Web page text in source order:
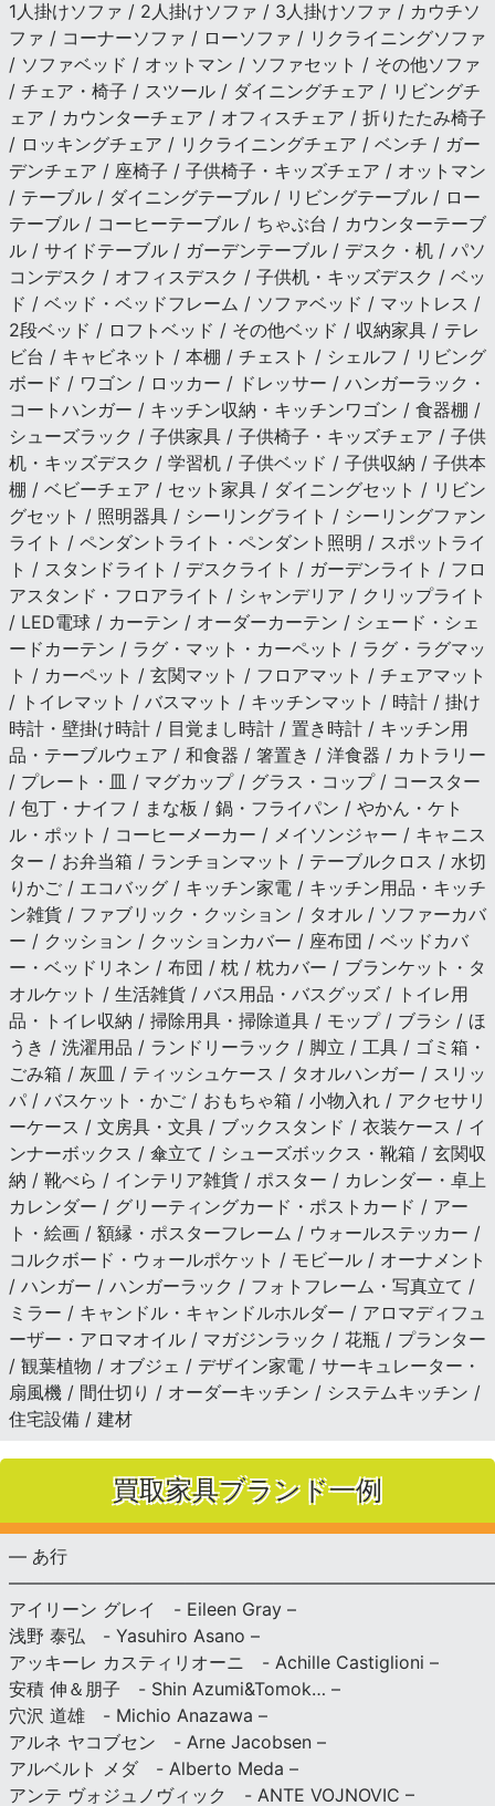
1人掛けソファ / 2人掛けソファ / 3人掛けソファ / カウチソ
ファ / コーナーソファ / ローソファ / リクライニングソファ
/ ソファベッド / オットマン / ソファセット / その他ソファ
/ チェア・椅子 / スツール / ダイニングチェア / リビングチ
ェア / カウンターチェア / オフィスチェア / 折りたたみ椅子
/ ロッキングチェア / リクライニングチェア / ベンチ / ガー
デンチェア / 座椅子 / 子供椅子・キッズチェア / オットマン
/ テーブル / ダイニングテーブル / リビングテーブル / ロー
テーブル / コーヒーテーブル / ちゃぶ台 / カウンターテーブ
ル / サイドテーブル / ガーデンテーブル / デスク・机 / パソ
コンデスク / オフィスデスク / 子供机・キッズデスク / ベッ
ド / ベッド・ベッドフレーム / ソファベッド / マットレス /
2段ベッド / ロフトベッド / その他ベッド / 収納家具 / テレ
ビ台 / キャビネット / 本棚 / チェスト / シェルフ / リビング
ボード / ワゴン / ロッカー / ドレッサー / ハンガーラック・
コートハンガー / キッチン収納・キッチンワゴン / 食器棚 /
シューズラック / 子供家具 / 子供椅子・キッズチェア / 子供
机・キッズデスク / 学習机 / 子供ベッド / 子供収納 / 子供本
棚 / ベビーチェア / セット家具 / ダイニングセット / リビン
グセット / 照明器具 / シーリングライト / シーリングファン
ライト / ペンダントライト・ペンダント照明 / スポットライ
ト / スタンドライト / デスクライト / ガーデンライト / フロ
アスタンド・フロアライト / シャンデリア / クリップライト
/ LED電球 / カーテン / オーダーカーテン / シェード・シェ
ードカーテン / ラグ・マット・カーペット / ラグ・ラグマッ
ト / カーペット / 玄関マット / フロアマット / チェアマット
/ トイレマット / バスマット / キッチンマット / 時計 / 掛け
時計・壁掛け時計 / 目覚まし時計 / 置き時計 / キッチン用
品・テーブルウェア / 和食器 / 箸置き / 洋食器 / カトラリー
/ プレート・皿 / マグカップ / グラス・コップ / コースター
/ 包丁・ナイフ / まな板 / 鍋・フライパン / やかん・ケト
ル・ポット / コーヒーメーカー / メイソンジャー / キャニス
ター / お弁当箱 / ランチョンマット / テーブルクロス / 水切
りかご / エコバッグ / キッチン家電 / キッチン用品・キッチ
ン雑貨 / ファブリック・クッション / タオル / ソファーカバ
ー / クッション / クッションカバー / 座布団 / ベッドカバ
ー・ベッドリネン / 布団 / 枕 / 枕カバー / ブランケット・タ
オルケット / 生活雑貨 / バス用品・バスグッズ / トイレ用
品・トイレ収納 / 掃除用具・掃除道具 / モップ / ブラシ / ほ
うき / 洗濯用品 / ランドリーラック / 脚立 / 工具 / ゴミ箱・
ごみ箱 / 灰皿 / ティッシュケース / タオルハンガー / スリッ
パ / バスケット・かご / おもちゃ箱 / 小物入れ / アクセサリ
ーケース / 文房具・文具 / ブックスタンド / 衣装ケース / イ
ンナーボックス / 傘立て / シューズボックス・靴箱 / 玄関収
納 / 靴べら / インテリア雑貨 / ポスター / カレンダー・卓上
カレンダー / グリーティングカード・ポストカード / アー
ト・絵画 / 額縁・ポスターフレーム / ウォールステッカー /
コルクボード・ウォールポケット / モビール / オーナメント
/ ハンガー / ハンガーラック / フォトフレーム・写真立て /
ミラー / キャンドル・キャンドルホルダー / アロマディフュ
ーザー・アロマオイル / マガジンラック / 花瓶 / プランター
/ 観葉植物 / オブジェ / デザイン家電 / サーキュレーター・
扇風機 / 間仕切り / オーダーキッチン / システムキッチン /
住宅設備 / 建材
買取家具ブランド一例
— あ行
アイリーン グレイ - Eileen Gray –
浅野 泰弘 - Yasuhiro Asano –
アッキーレ カスティリオーニ - Achille Castiglioni –
安積 伸＆朋子 - Shin Azumi&Tomok… –
穴沢 道雄 - Michio Anazawa –
アルネ ヤコブセン - Arne Jacobsen –
アルベルト メダ - Alberto Meda –
アンテ ヴォジュノヴィック - ANTE VOJNOVIC –